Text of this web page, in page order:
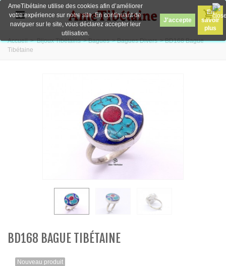
0
AmeTibétaine utilise des cookies afin d’améliorer
votre expérience sur notre site. En continuant de
naviguer sur le site, vous déclarez accepter leur
utilisation.
J'accepte
En
savoir
plus
Accueil > Bijoux Tibétains > Bagues > Bagues Divers > BD168 Bague
Tibétaine
BD168 BAGUE TIBÉTAINE
Nouveau produit